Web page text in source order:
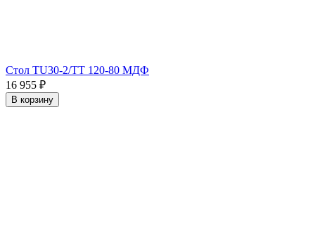
Стол TU30-2/TT 120-80 МДФ
16 955 ₽
В корзину